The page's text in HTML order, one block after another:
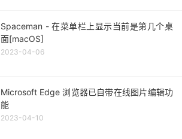
Spaceman - 在菜单栏上显示当前是第几个桌
面[macOS]
2023-04-06
Microsoft Edge 浏览器已自带在线图片编辑功
能
2023-04-10